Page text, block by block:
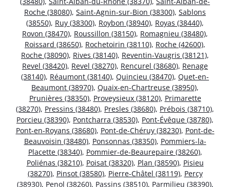
Roche (38080), Saint-Agnin-sur-Bion (38300), Sablons
(38550), Ruy (38300), Roybon (38940), Royas (38440),
Rovon (38470), Roussillon (38150), Romagnieu (38480),
Roissard (38650), Rochetoirin (38110), Roche (42600),
Roche (38090), Rives (38140), Reventin-Vaugris (38121),
Revel (38420), Revel (38270), Rencurel (38680), Renage
(38140), Réaumont (38140), Quincieu (38470), Quet-en-
Beaumont (38970), Quaix-en-Chartreuse (38950),
Prunières (38350), Proveysieux (38120), Primarette
(38270), Pressins (38480), Presles (38680), Prébois (38710),
Porcieu (38390), Pontcharra (38530), Pont-Évêque (38780),
Pont-en-Royans (38680), Pont-de-Chéruy (38230), Pont-de-
Beauvoisin (38480), Ponsonnas (38350), Pommiers-la-
Placette (38340), Pommier-de-Beaurepaire (38260),
Poliénas (38210), Poisat (38320), Plan (38590), Pisieu
(38270), Pinsot (38580), Pierre-Châtel (38119), Percy
(38930), Penol (38260), Passins (38510), Parmilieu (38390),